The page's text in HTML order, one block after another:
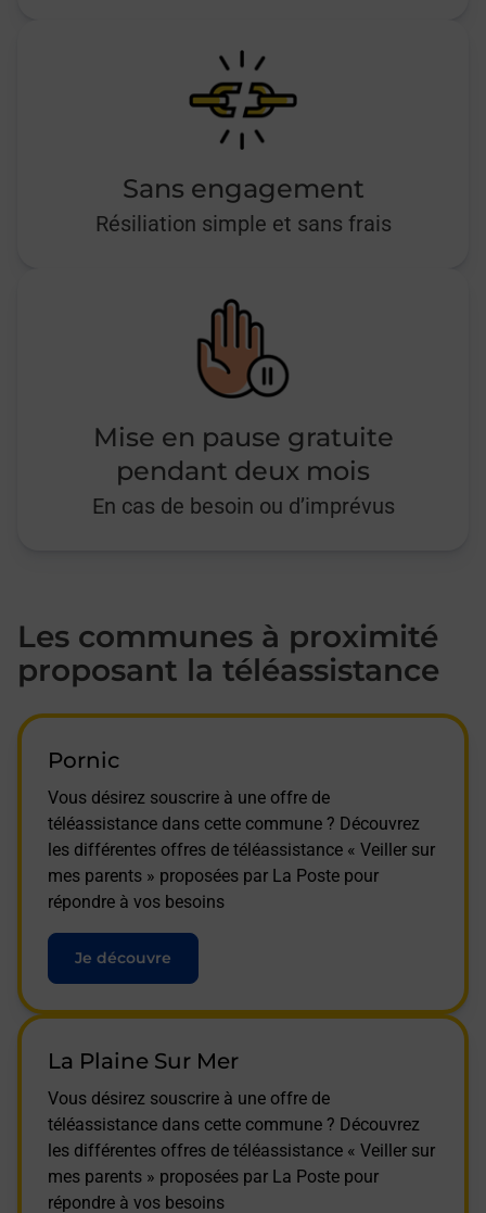
Sans engagement
Résiliation simple et sans frais
Mise en pause gratuite
pendant deux mois
En cas de besoin ou d’imprévus
Les communes à proximité
proposant la téléassistance
Pornic
Vous désirez souscrire à une offre de
téléassistance dans cette commune ? Découvrez
les différentes offres de téléassistance « Veiller sur
mes parents » proposées par La Poste pour
répondre à vos besoins
Je découvre
La Plaine Sur Mer
Vous désirez souscrire à une offre de
téléassistance dans cette commune ? Découvrez
les différentes offres de téléassistance « Veiller sur
mes parents » proposées par La Poste pour
répondre à vos besoins